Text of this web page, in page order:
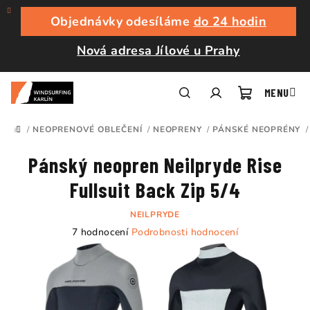
Přejít
obsah
Objednávky odesíláme do 24 hodin
Nová adresa Jílové u Prahy
košík
DOMŮ
/ NEOPRENOVÉ OBLEČENÍ / NEOPRENY / PÁNSKÉ NEOPRÉNY /
Pánský neopren Neilpryde Rise
Fullsuit Back Zip 5/4
NEILPRYDE
Průměrné
hodnocení
produktu
4,6
7 hodnocení Podrobnosti hodnocení